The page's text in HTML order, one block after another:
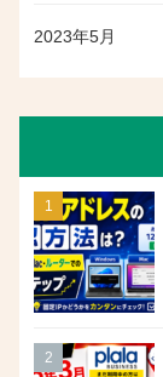
2023年5月